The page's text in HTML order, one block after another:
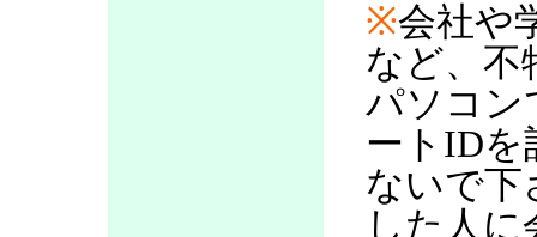
※会社や
など、不
パソコン
ートIDを
ないで下
した人